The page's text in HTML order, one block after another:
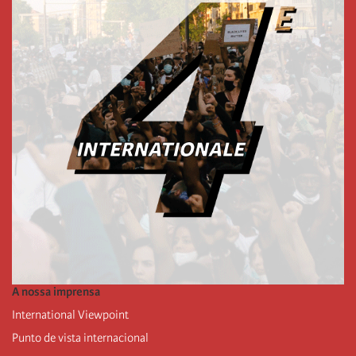
A nossa imprensa
International Viewpoint
Punto de vista internacional